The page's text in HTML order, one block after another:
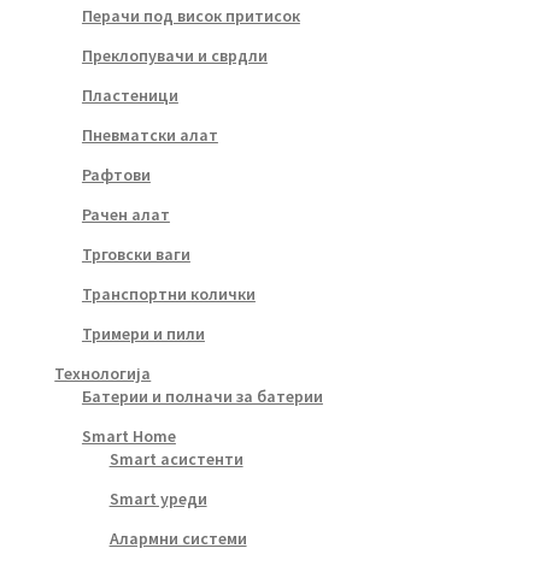
Перачи под висок притисок
Преклопувачи и сврдли
Пластеници
Пневматски алат
Рафтови
Рачен алат
Трговски ваги
Транспортни колички
Тримери и пили
Технологија
Батерии и полначи за батерии
Smart Home
Smart асистенти
Smart уреди
Алармни системи